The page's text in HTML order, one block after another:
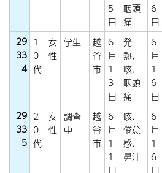
5
日
咽頭
痛
6
日
29
33
4
1
0
代
女
性
学生
越
谷
市
6
月
1
3
日
発
熱、
咳、
咽頭
痛
6
月
1
6
日
29
33
5
2
0
代
女
性
調査
中
越
谷
市
6
月
1
1
日
咳、
倦怠
感、
鼻汁
6
月
1
6
日